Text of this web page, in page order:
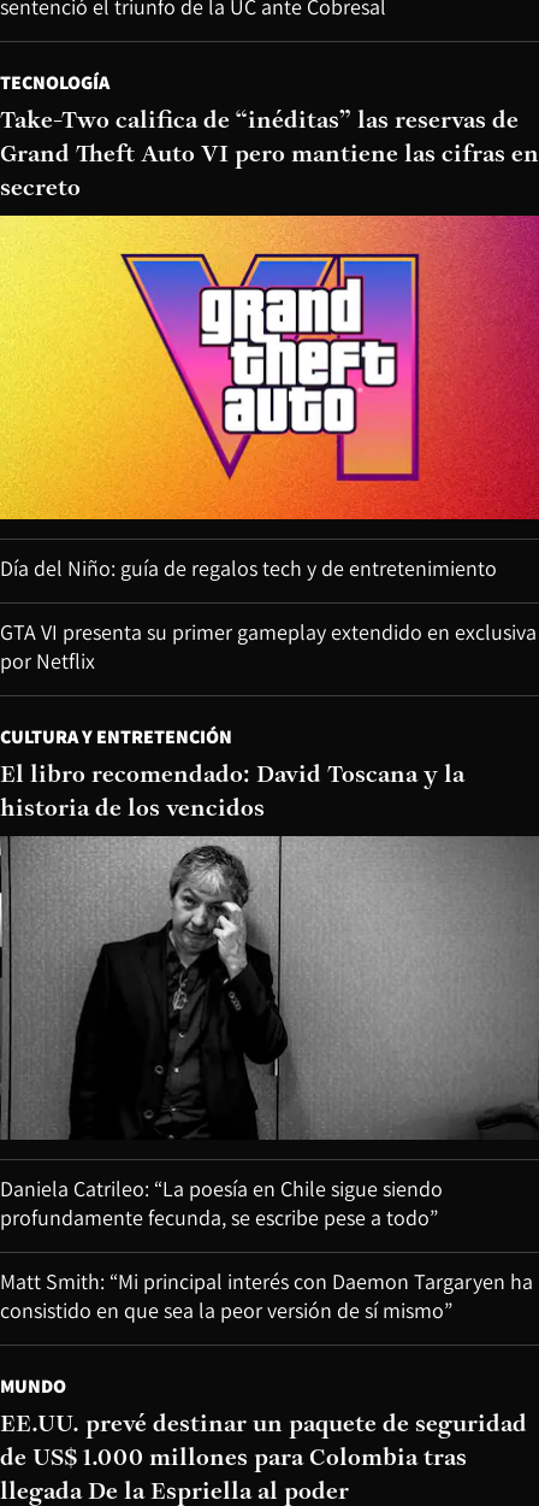
sentenció el triunfo de la UC ante Cobresal
TECNOLOGÍA
Take-Two califica de “inéditas” las reservas de
Grand Theft Auto VI pero mantiene las cifras en
secreto
Día del Niño: guía de regalos tech y de entretenimiento
GTA VI presenta su primer gameplay extendido en exclusiva
por Netflix
CULTURA Y ENTRETENCIÓN
El libro recomendado: David Toscana y la
historia de los vencidos
Daniela Catrileo: “La poesía en Chile sigue siendo
profundamente fecunda, se escribe pese a todo”
Matt Smith: “Mi principal interés con Daemon Targaryen ha
consistido en que sea la peor versión de sí mismo”
MUNDO
EE.UU. prevé destinar un paquete de seguridad
de US$ 1.000 millones para Colombia tras
llegada De la Espriella al poder